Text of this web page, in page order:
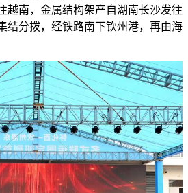
越南，金属结构架产自湖南长沙发往
结分拨，经铁路南下钦州港，再由海